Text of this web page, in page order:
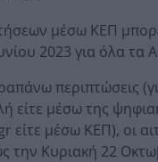
μέσω ΚΕΠ
2023 για όλα τα
περιπτώσεις
είτε μέσω της
είτε μέσω ΚΕΠ), οι
την Κυριακή 22